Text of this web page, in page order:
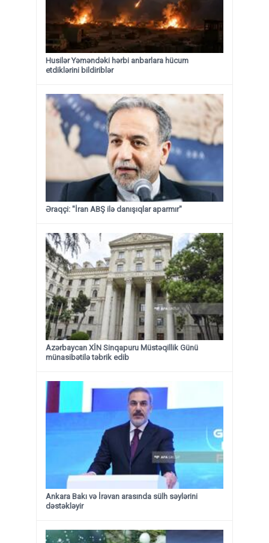
Husilər Yəməndəki hərbi anbarlara hücum
etdiklərini bildiriblər
Əraqçi: "İran ABŞ ilə danışıqlar aparmır"
Azərbaycan XİN Sinqapuru Müstəqillik Günü
münasibətilə təbrik edib
Ankara Bakı və İrəvan arasında sülh səylərini
dəstəkləyir